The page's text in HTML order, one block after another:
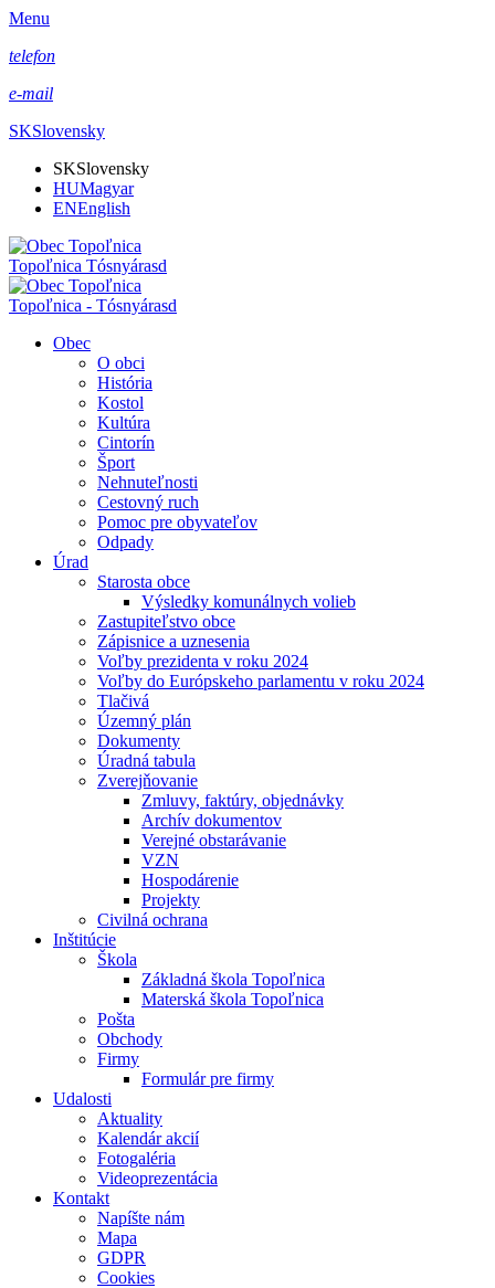
Menu
telefon
e-mail
SKSlovensky
SKSlovensky
HUMagyar
ENEnglish
Topoľnica Tósnyárasd
Topoľnica - Tósnyárasd
Obec
O obci
História
Kostol
Kultúra
Cintorín
Šport
Nehnuteľnosti
Cestovný ruch
Pomoc pre obyvateľov
Odpady
Úrad
Starosta obce
Výsledky komunálnych volieb
Zastupiteľstvo obce
Zápisnice a uznesenia
Voľby prezidenta v roku 2024
Voľby do Európskeho parlamentu v roku 2024
Tlačivá
Územný plán
Dokumenty
Úradná tabula
Zverejňovanie
Zmluvy, faktúry, objednávky
Archív dokumentov
Verejné obstarávanie
VZN
Hospodárenie
Projekty
Civilná ochrana
Inštitúcie
Škola
Základná škola Topoľnica
Materská škola Topoľnica
Pošta
Obchody
Firmy
Formulár pre firmy
Udalosti
Aktuality
Kalendár akcií
Fotogaléria
Videoprezentácia
Kontakt
Napíšte nám
Mapa
GDPR
Cookies